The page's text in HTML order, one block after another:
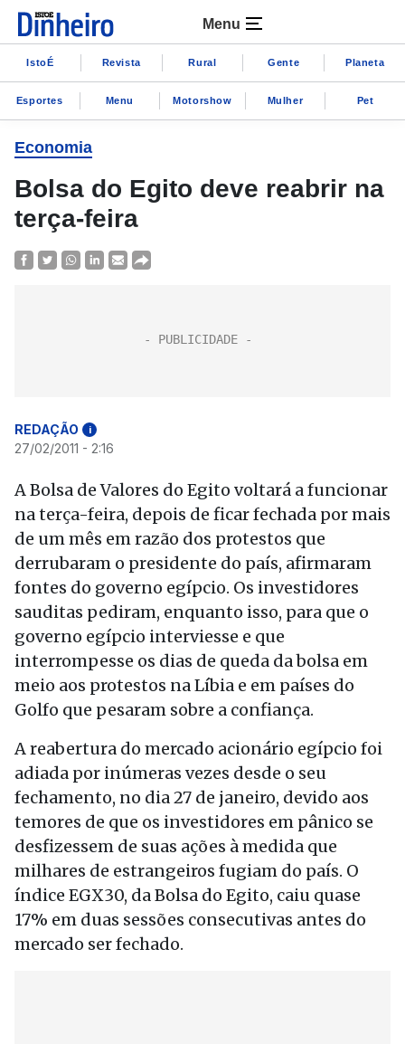
Menu
IstoÉ Revista Rural Gente Planeta
Esportes Menu Motorshow Mulher Pet
Economia
Bolsa do Egito deve reabrir na
terça-feira
REDAÇÃO i
27/02/2011 - 2:16
A Bolsa de Valores do Egito voltará a funcionar
na terça-feira, depois de ficar fechada por mais
de um mês em razão dos protestos que
derrubaram o presidente do país, afirmaram
fontes do governo egípcio. Os investidores
sauditas pediram, enquanto isso, para que o
governo egípcio interviesse e que
interrompesse os dias de queda da bolsa em
meio aos protestos na Líbia e em países do
Golfo que pesaram sobre a confiança.
A reabertura do mercado acionário egípcio foi
adiada por inúmeras vezes desde o seu
fechamento, no dia 27 de janeiro, devido aos
temores de que os investidores em pânico se
desfizessem de suas ações à medida que
milhares de estrangeiros fugiam do país. O
índice EGX30, da Bolsa do Egito, caiu quase
17% em duas sessões consecutivas antes do
mercado ser fechado.